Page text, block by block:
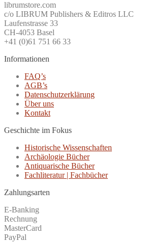
librumstore.com
c/o LIBRUM Publishers & Editros LLC
Laufenstrasse 33
CH-4053 Basel
+41 (0)61 751 66 33
Informationen
FAQ’s
AGB’s
Datenschutzerklärung
Über uns
Kontakt
Geschichte im Fokus
Historische Wissenschaften
Archäologie Bücher
Antiquarische Bücher
Fachliteratur | Fachbücher
Zahlungsarten
E-Banking
Rechnung
MasterCard
PayPal